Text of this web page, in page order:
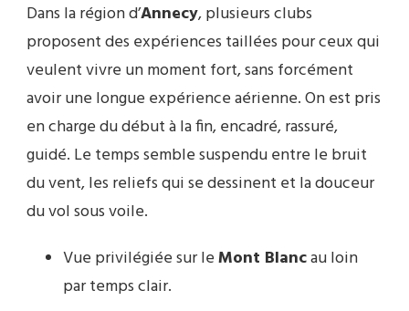
Dans la région d’Annecy, plusieurs clubs
proposent des expériences taillées pour ceux qui
veulent vivre un moment fort, sans forcément
avoir une longue expérience aérienne. On est pris
en charge du début à la fin, encadré, rassuré,
guidé. Le temps semble suspendu entre le bruit
du vent, les reliefs qui se dessinent et la douceur
du vol sous voile.
Vue privilégiée sur leMont Blancau loin
par temps clair.